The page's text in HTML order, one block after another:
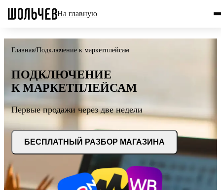
На главную
Главная/Подключение к маркетплейсам
ПОДКЛЮЧЕНИЕ
К МАРКЕТПЛЕЙСАМ
Первые продажи через две недели
БЕСПЛАТНЫЙ РАЗБОР МАГАЗИНА